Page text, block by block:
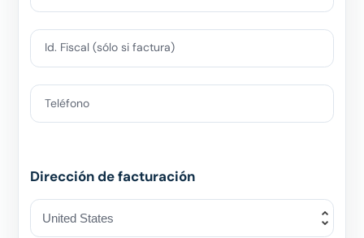
Id. Fiscal (sólo si factura)
Teléfono
Dirección de facturación